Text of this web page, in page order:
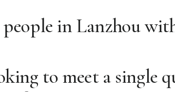
people in Lanzhou
to meet a single